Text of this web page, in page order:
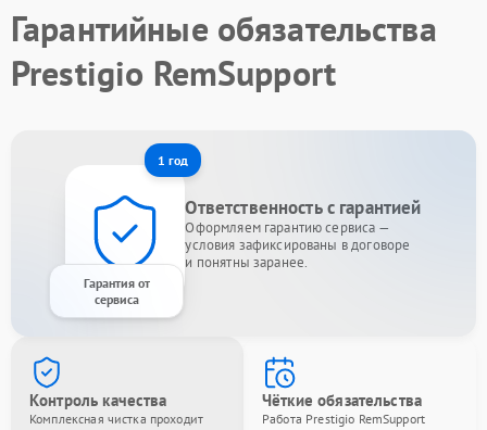
Гарантийные обязательства
Prestigio RemSupport
1 год
Гарантия от
сервиса
Ответственность с гарантией
Оформляем гарантию сервиса —
условия зафиксированы в договоре
и понятны заранее.
Контроль качества
Комплексная чистка проходит
Чёткие обязательства
Работа Prestigio RemSupport